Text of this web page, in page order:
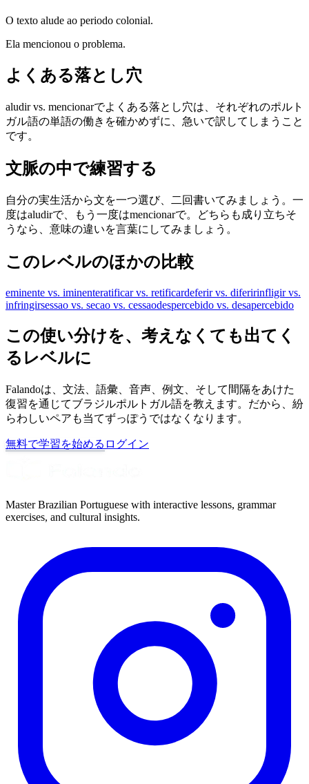
O texto alude ao periodo colonial.
Ela mencionou o problema.
よくある落とし穴
aludir vs. mencionarでよくある落とし穴は、それぞれのポルト
ガル語の単語の働きを確かめずに、急いで訳してしまうこと
です。
文脈の中で練習する
自分の実生活から文を一つ選び、二回書いてみましょう。一
度はaludirで、もう一度はmencionarで。どちらも成り立ちそ
うなら、意味の違いを言葉にしてみましょう。
このレベルのほかの比較
eminente vs. iminenteratificar vs. retificardeferir vs. diferirinfligir vs.
infringirsessao vs. secao vs. cessaodespercebido vs. desapercebido
この使い分けを、考えなくても出てく
るレベルに
Falandoは、文法、語彙、音声、例文、そして間隔をあけた
復習を通じてブラジルポルトガル語を教えます。だから、紛
らわしいペアも当てずっぽうではなくなります。
無料で学習を始める ログイン
Master Brazilian Portuguese with interactive lessons, grammar
exercises, and cultural insights.